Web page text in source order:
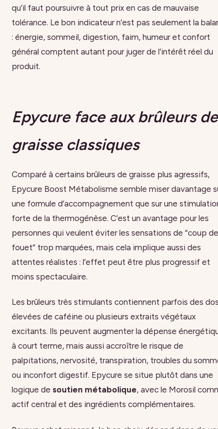
qu’il faut poursuivre à tout prix en cas de mauvaise
tolérance. Le bon indicateur n’est pas seulement la
: énergie, sommeil, digestion, faim, humeur et confort
général comptent autant pour juger de l’intérêt réel du
produit.
Epycure face aux brûleurs de
graisse classiques
Comparé à certains brûleurs de graisse plus agressifs,
Epycure Boost Métabolisme semble miser davantage
une formule d’accompagnement que sur une
forte de la thermogénèse. C’est un avantage pour les
personnes qui veulent éviter les sensations de “coup de
fouet” trop marquées, mais cela implique aussi des
attentes réalistes : l’effet peut être plus progressif et
moins spectaculaire.
Les brûleurs très stimulants contiennent parfois des
élevées de caféine ou plusieurs extraits végétaux
excitants. Ils peuvent augmenter la dépense
à court terme, mais aussi accroître le risque de
palpitations, nervosité, transpiration, troubles du
ou inconfort digestif. Epycure se situe plutôt dans une
logique de soutien métabolique, avec le Morosil
actif central et des ingrédients complémentaires.